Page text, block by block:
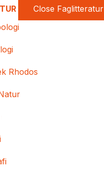
Close Faglitteratur
Rhodos